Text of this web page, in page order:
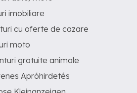
imobiliare
cu oferte de cazare
moto
gratuite animale
Apróhirdetés